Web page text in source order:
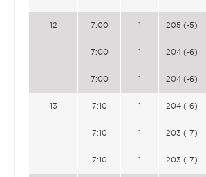
12 7:00 1 205 (-5)
7:00 1 204 (-6)
7:00 1 204 (-6)
13 7:10 1 204 (-6)
7:10 1 203 (-7)
7:10 1 203 (-7)